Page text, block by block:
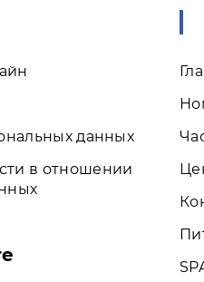
данных
в отношении